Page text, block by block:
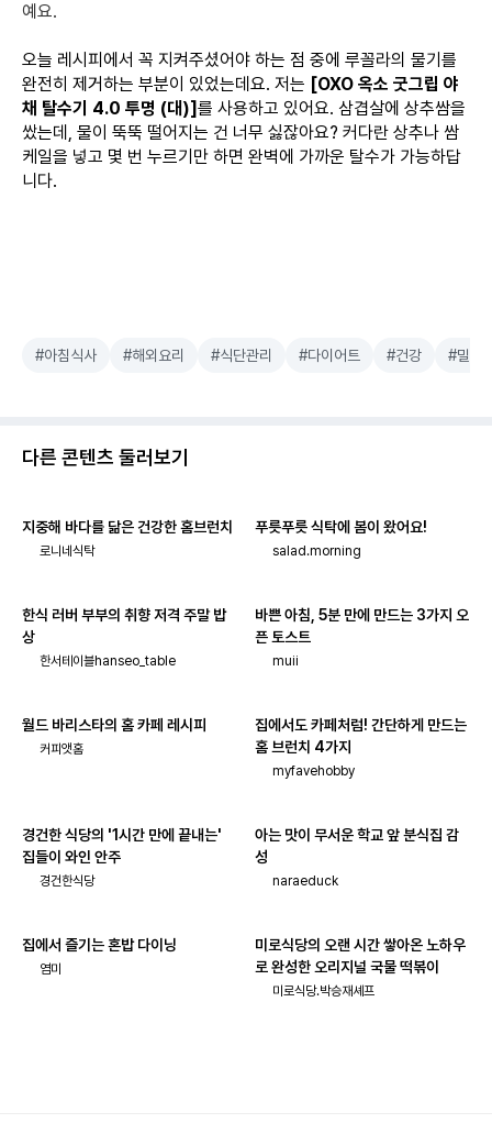
예요.
오늘 레시피에서 꼭 지켜주셨어야 하는 점 중에 루꼴라의 물기를
완전히 제거하는 부분이 있었는데요. 저는 [OXO 옥소 굿그립 야
채 탈수기 4.0 투명 (대)]를 사용하고 있어요. 삼겹살에 상추쌈을
쌌는데, 물이 뚝뚝 떨어지는 건 너무 싫잖아요? 커다란 상추나 쌈
케일을 넣고 몇 번 누르기만 하면 완벽에 가까운 탈수가 가능하답
니다.
#아침식사 #해외요리 #식단관리 #다이어트 #건강 #밀프
다른 콘텐츠 둘러보기
지중해 바다를 닮은 건강한 홈브런치
로니네식탁
푸릇푸릇 식탁에 봄이 왔어요!
salad.morning
한식 러버 부부의 취향 저격 주말 밥
상
한서테이블hanseo_table
바쁜 아침, 5분 만에 만드는 3가지 오
픈 토스트
muii
월드 바리스타의 홈 카페 레시피
커피앳홈
집에서도 카페처럼! 간단하게 만드는
홈 브런치 4가지
myfavehobby
경건한 식당의 '1시간 만에 끝내는'
집들이 와인 안주
경건한식당
아는 맛이 무서운 학교 앞 분식집 감
성
naraeduck
집에서 즐기는 혼밥 다이닝
염미
미로식당의 오랜 시간 쌓아온 노하우
로 완성한 오리지널 국물 떡볶이
미로식당.박승재셰프